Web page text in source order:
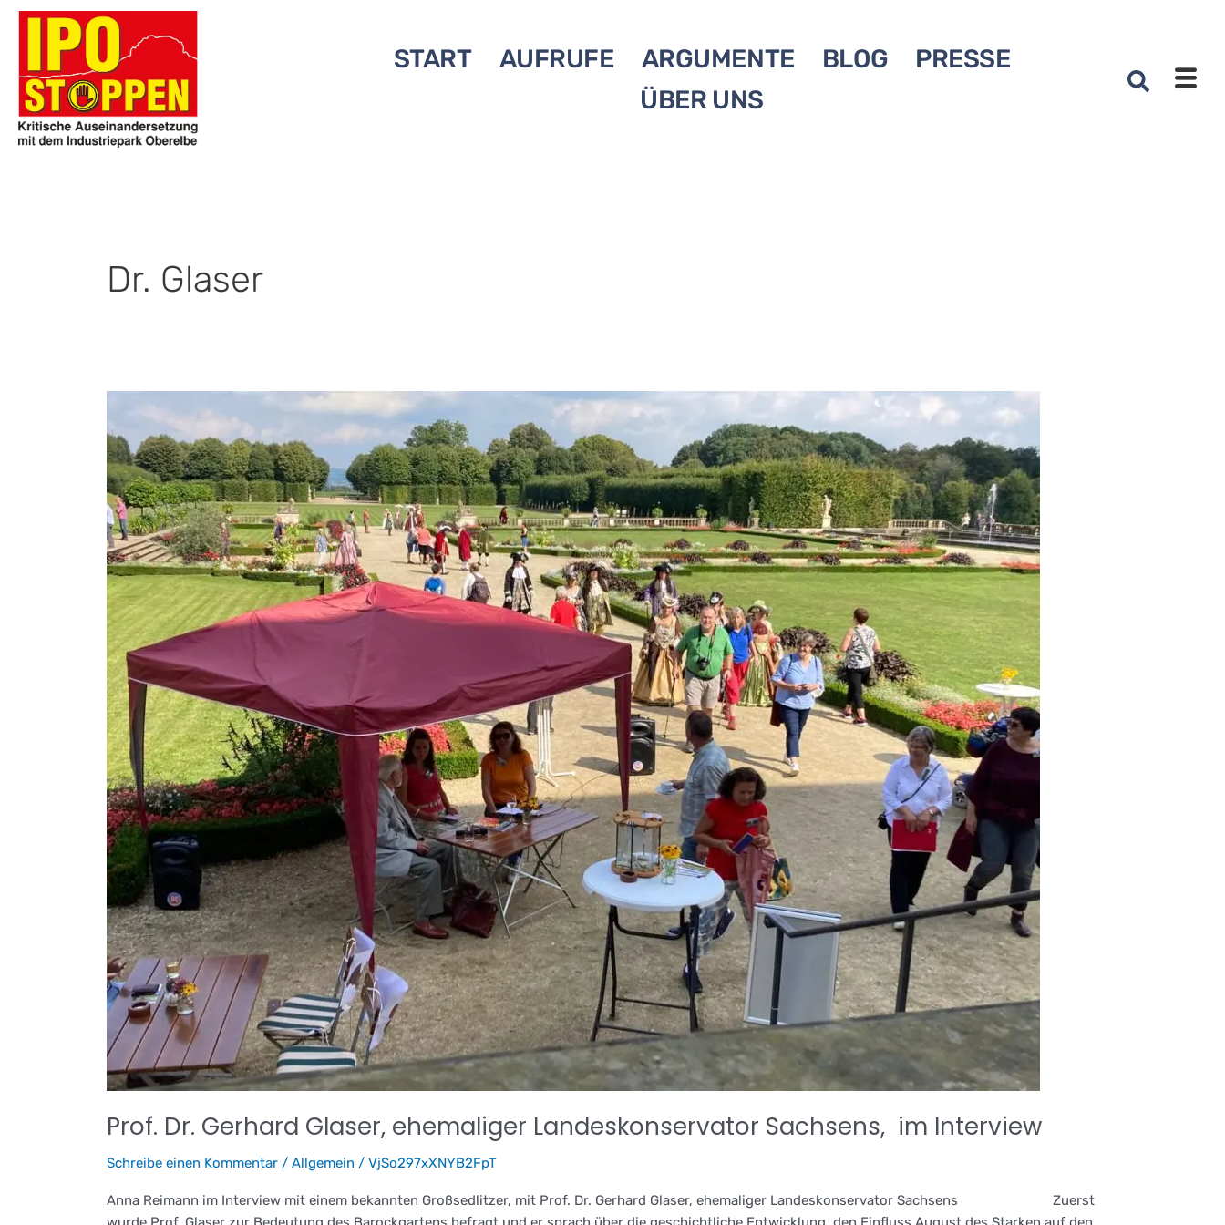
Zum
START AUFRUFE ARGUMENTE BLOG
PRESSE
ÜBER UNS
Dr. Glaser
Prof. Dr. Gerhard Glaser, ehemaliger Landeskonservator Sachsens, im Interview
Schreibe einen Kommentar / Allgemein / VjSo297xXNYB2FpT
Anna Reimann im Interview mit einem bekannten Großsedlitzer, mit Prof. Dr. Gerhard Glaser, ehemaliger Landeskonservator Sachsens Zuerst
Gerhard
Glaser,
ehemaliger
Landeskonservator
Sachsens, im
Interview